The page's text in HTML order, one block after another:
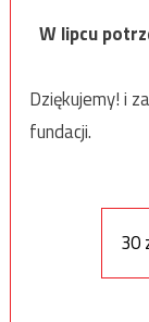
W lipcu
Dziękujemy! i
fundacji.
30